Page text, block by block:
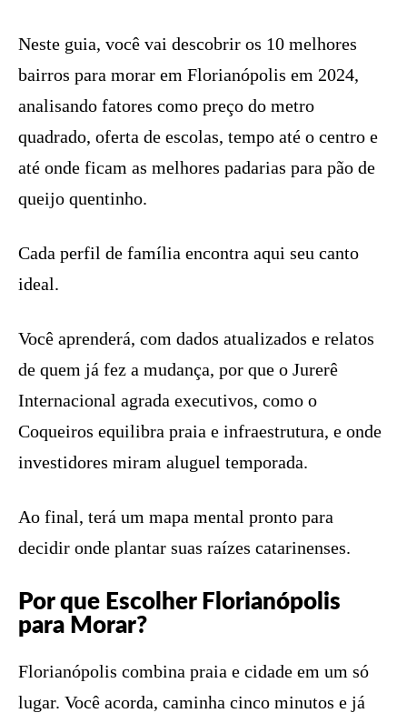
Neste guia, você vai descobrir os 10 melhores
bairros para morar em Florianópolis em 2024,
analisando fatores como preço do metro
quadrado, oferta de escolas, tempo até o centro e
até onde ficam as melhores padarias para pão de
queijo quentinho.
Cada perfil de família encontra aqui seu canto
ideal.
Você aprenderá, com dados atualizados e relatos
de quem já fez a mudança, por que o Jurerê
Internacional agrada executivos, como o
Coqueiros equilibra praia e infraestrutura, e onde
investidores miram aluguel temporada.
Ao final, terá um mapa mental pronto para
decidir onde plantar suas raízes catarinenses.
Por que Escolher Florianópolis
para Morar?
Florianópolis combina praia e cidade em um só
lugar. Você acorda, caminha cinco minutos e já